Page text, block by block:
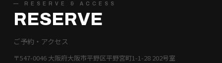
— RESERVE & ACCESS
RESERVE
ご予約・アクセス
〒547-0046 大阪府大阪市平野区平野宮町1-1-28 202号室